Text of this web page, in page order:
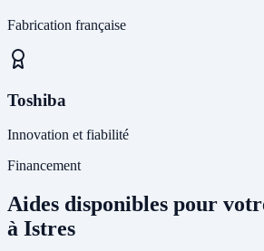
Fabrication française
Toshiba
Innovation et fiabilité
Financement
Aides disponibles pour
à Istres